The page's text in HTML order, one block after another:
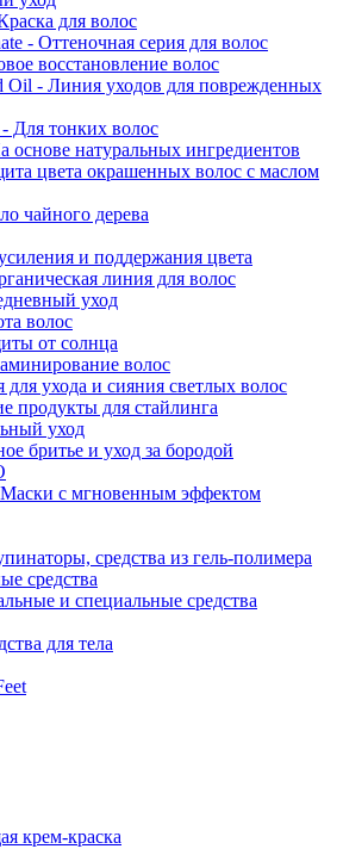
для волос
- Оттеночная серия для волос
восстановление волос
Oil - Линия уходов для поврежденных
Для тонких волос
основе натуральных ингредиентов
цвета окрашенных волос с маслом
чайного дерева
и поддержания цвета
линия для волос
уход
волос
от солнца
волос
ухода и сияния светлых волос
продукты для стайлинга
уход
бритье и уход за бородой
с мгновенным эффектом
средства из гель-полимера
средства
и специальные средства
для тела
крем-краска